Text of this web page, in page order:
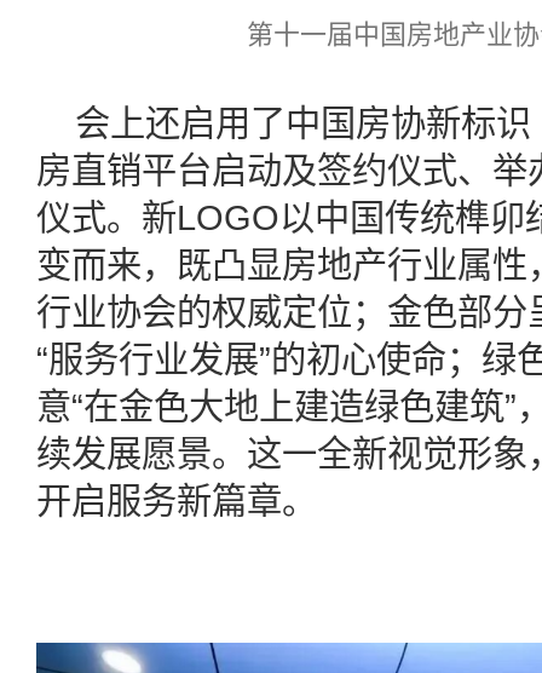
第十一届中国房地产业
会上还启用了中国房协新标
房直销平台启动及签约仪式、
仪式。新LOGO以中国传统榫卯
变而来，既凸显房地产行业属性
行业协会的权威定位；金色部
“服务行业发展”的初心使命；绿
意“在金色大地上建造绿色建筑”
续发展愿景。这一全新视觉形
开启服务新篇章。